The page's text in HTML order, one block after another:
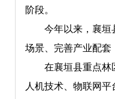
阶段。
今年以来，襄垣县
场景、完善产业配套
在襄垣县重点林区
人机技术、物联网